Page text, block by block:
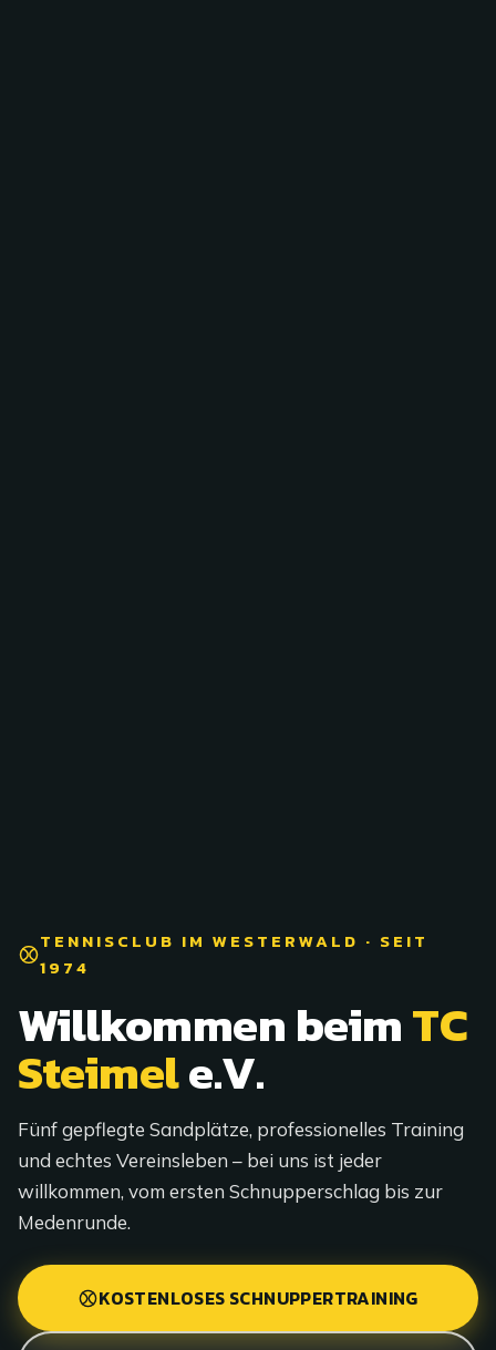
TENNISCLUB IM WESTERWALD · SEIT
1974
Willkommen beimTC
Steimele.V.
Fünf gepflegte Sandplätze, professionelles Training
und echtes Vereinsleben – bei uns ist jeder
willkommen, vom ersten Schnupperschlag bis zur
Medenrunde.
KOSTENLOSES SCHNUPPERTRAINING